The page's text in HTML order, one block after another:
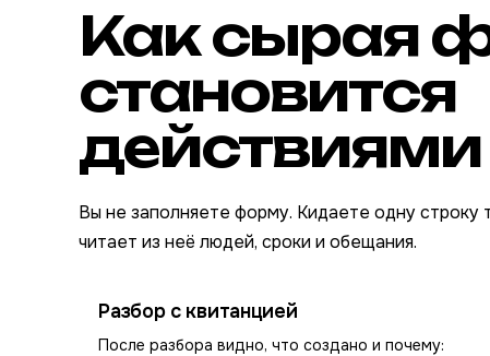
Как сырая
становится
действиями
Вы не заполняете форму. Кидаете одну строку
читает из неё людей, сроки и обещания.
Разбор с квитанцией
После разбора видно, что создано и почему: